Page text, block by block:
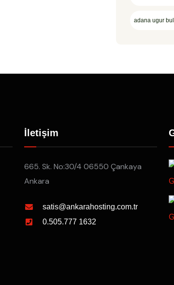
adana ugur
İletişim
665. Sk. No:30/4 06550 Çankaya
Ankara
satis@ankarahosting.com.tr
0.505.777 1632